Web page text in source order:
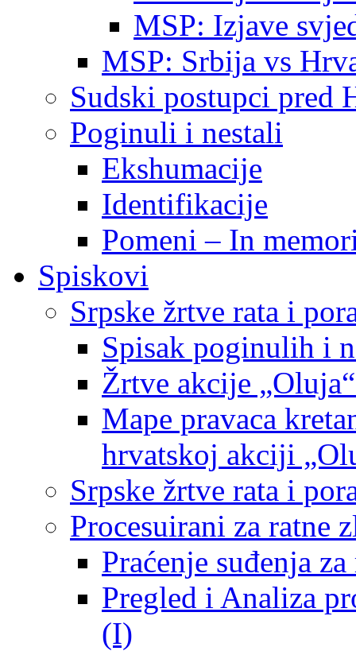
MSP: Izjave
MSP: Srbija vs
Sudski postupci pred
Poginuli i nestali
Ekshumacije
Identifikacije
Pomeni – In
Spiskovi
Srpske žrtve rata i
Spisak poginulih i
Žrtve akcije
Mape pravaca
hrvatskoj akciji
Srpske žrtve rata i
Procesuirani za ratne
Praćenje suđenja
Pregled i Analiza
(I)